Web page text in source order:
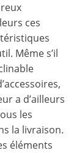
ces
Même s’il
a d’ailleurs
les
la livraison.
éléments